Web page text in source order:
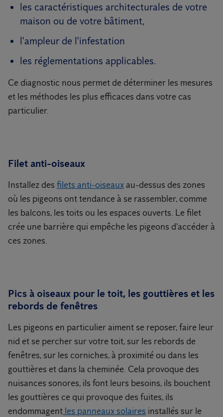
les caractéristiques architecturales de votre
maison ou de votre bâtiment,
l'ampleur de l'infestation
les réglementations applicables.
Ce diagnostic nous permet de déterminer les mesures
et les méthodes les plus efficaces dans votre cas
particulier.
Filet anti-oiseaux
Installez des filets anti-oiseauxau-dessus des zones
où les pigeons ont tendance à se rassembler, comme
les balcons, les toits ou les espaces ouverts. Le filet
crée une barrière qui empêche les pigeons d'accéder à
ces zones.
Pics à oiseaux pour le toit, les gouttières et les
rebords de fenêtres
Les pigeons en particulier aiment se reposer, faire leur
nid et se percher sur votre toit, sur les rebords de
fenêtres, sur les corniches, à proximité ou dans les
gouttières et dans la cheminée. Cela provoque des
nuisances sonores, ils font leurs besoins, ils bouchent
les gouttières ce qui provoque des fuites, ils
endommagent les panneaux solaires installés sur le